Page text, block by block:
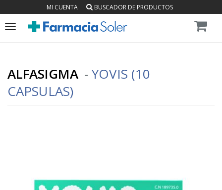
MI CUENTA BUSCADOR DE PRODUCTOS
Toggle
ALFASIGMA - YOVIS (10
CAPSULAS)